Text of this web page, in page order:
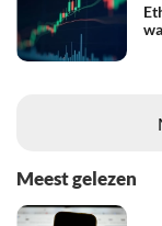
Meest gelezen